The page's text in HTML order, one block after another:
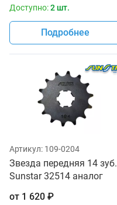
Доступно:2 шт.
Подробнее
Артикул: 109-0204
Звезда передняя 14 зуб.
Sunstar 32514 аналог
от 1 620 ₽